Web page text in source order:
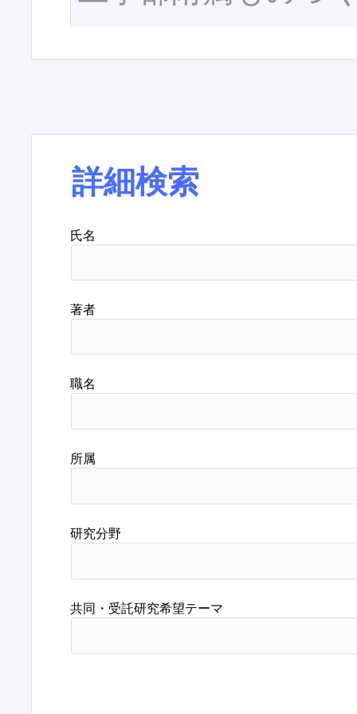
詳細検索
氏名
著者
職名
所属
研究分野
共同・受託研究希望テーマ